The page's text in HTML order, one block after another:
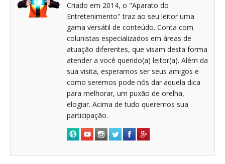
Criado em 2014, o "Aparato do
Entretenimento" traz ao seu leitor uma
gama versátil de conteúdo. Conta com
colunistas especializados em áreas de
atuação diferentes, que visam desta forma
atender a você querido(a) leitor(a). Além da
sua visita, esperamos ser seus amigos e
como seremos pode nós dar aquela dica
para melhorar, um puxão de orelha,
elogiar. Acima de tudo queremos sua
participação.